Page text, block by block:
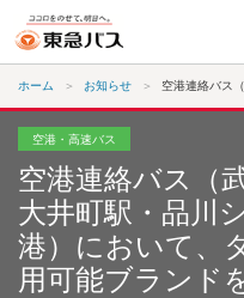
ホーム お知らせ 空港連絡バス
空港・高速バス
空港連絡バス（
大井町駅・品川
港）において、
用可能ブランド